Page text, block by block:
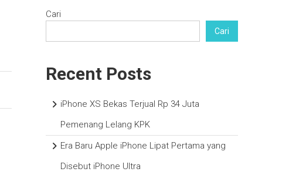
Cari
Cari
Recent Posts
iPhone XS Bekas Terjual Rp 34 Juta
Pemenang Lelang KPK
Era Baru Apple iPhone Lipat Pertama yang
Disebut iPhone Ultra